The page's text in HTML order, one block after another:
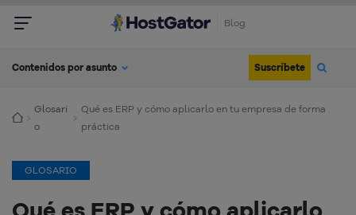
Blog
Contenidos por asunto Suscríbete
Glosari
o
Qué es ERP y cómo aplicarlo en tu empresa de forma
práctica
GLOSARIO